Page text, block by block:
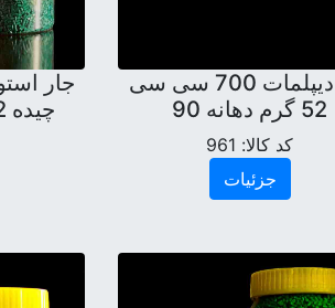
جار دیپلمات 700 سی سی
52 گرم دهانه 90
کد کالا: 961
جزئیات
چیده 52 گرم دهانه 90